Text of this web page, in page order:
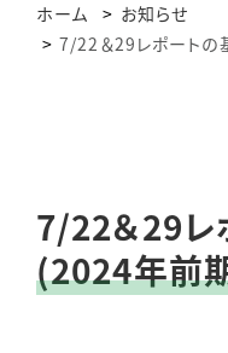
ホーム
お知らせ
7/22＆29レポートの
7/22＆29レ
(2024年前